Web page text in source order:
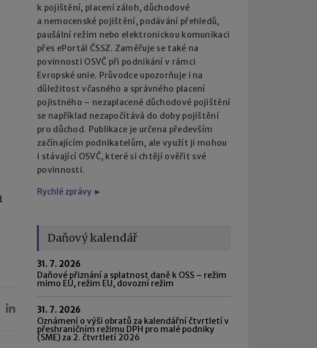
k pojištění, placení záloh, důchodové
a nemocenské pojištění, podávání přehledů,
paušální režim nebo elektronickou komunikaci
přes ePortál ČSSZ. Zaměřuje se také na
povinnosti OSVČ při podnikání v rámci
Evropské unie. Průvodce upozorňuje i na
důležitost včasného a správného placení
pojistného – nezaplacené důchodové pojištění
se například nezapočítává do doby pojištění
pro důchod. Publikace je určena především
začínajícím podnikatelům, ale využít ji mohou
i stávající OSVČ, které si chtějí ověřit své
povinnosti.
Rychlé zprávy ►
Daňový kalendář
31. 7. 2026
Daňové přiznání a splatnost daně k OSS – režim
mimo EU, režim EU, dovozní režim
31. 7. 2026
Oznámení o výši obratů za kalendářní čtvrtletí v
přeshraničním režimu DPH pro malé podniky
(SME) za 2. čtvrtletí 2026